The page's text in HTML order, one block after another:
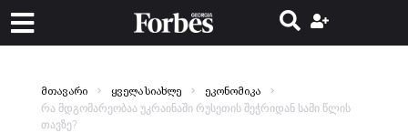
მთავარი ყველა სიახლე ეკონომიკა
რა მდგომარეობაა უკრაინაში რუსეთის შეჭრიდან სამი წლის
თავზე?